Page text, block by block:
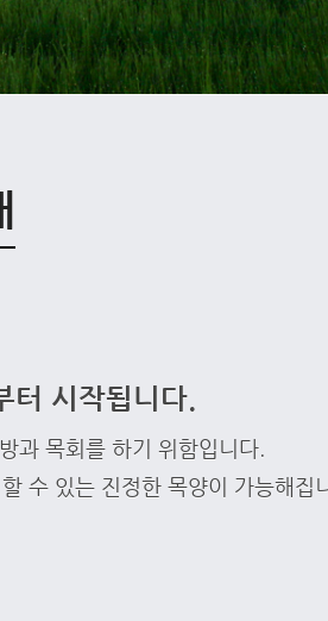
터 시작됩니다.
과 목회를 하기 위함입니다.
수 있는 진정한 목양이 가능해집